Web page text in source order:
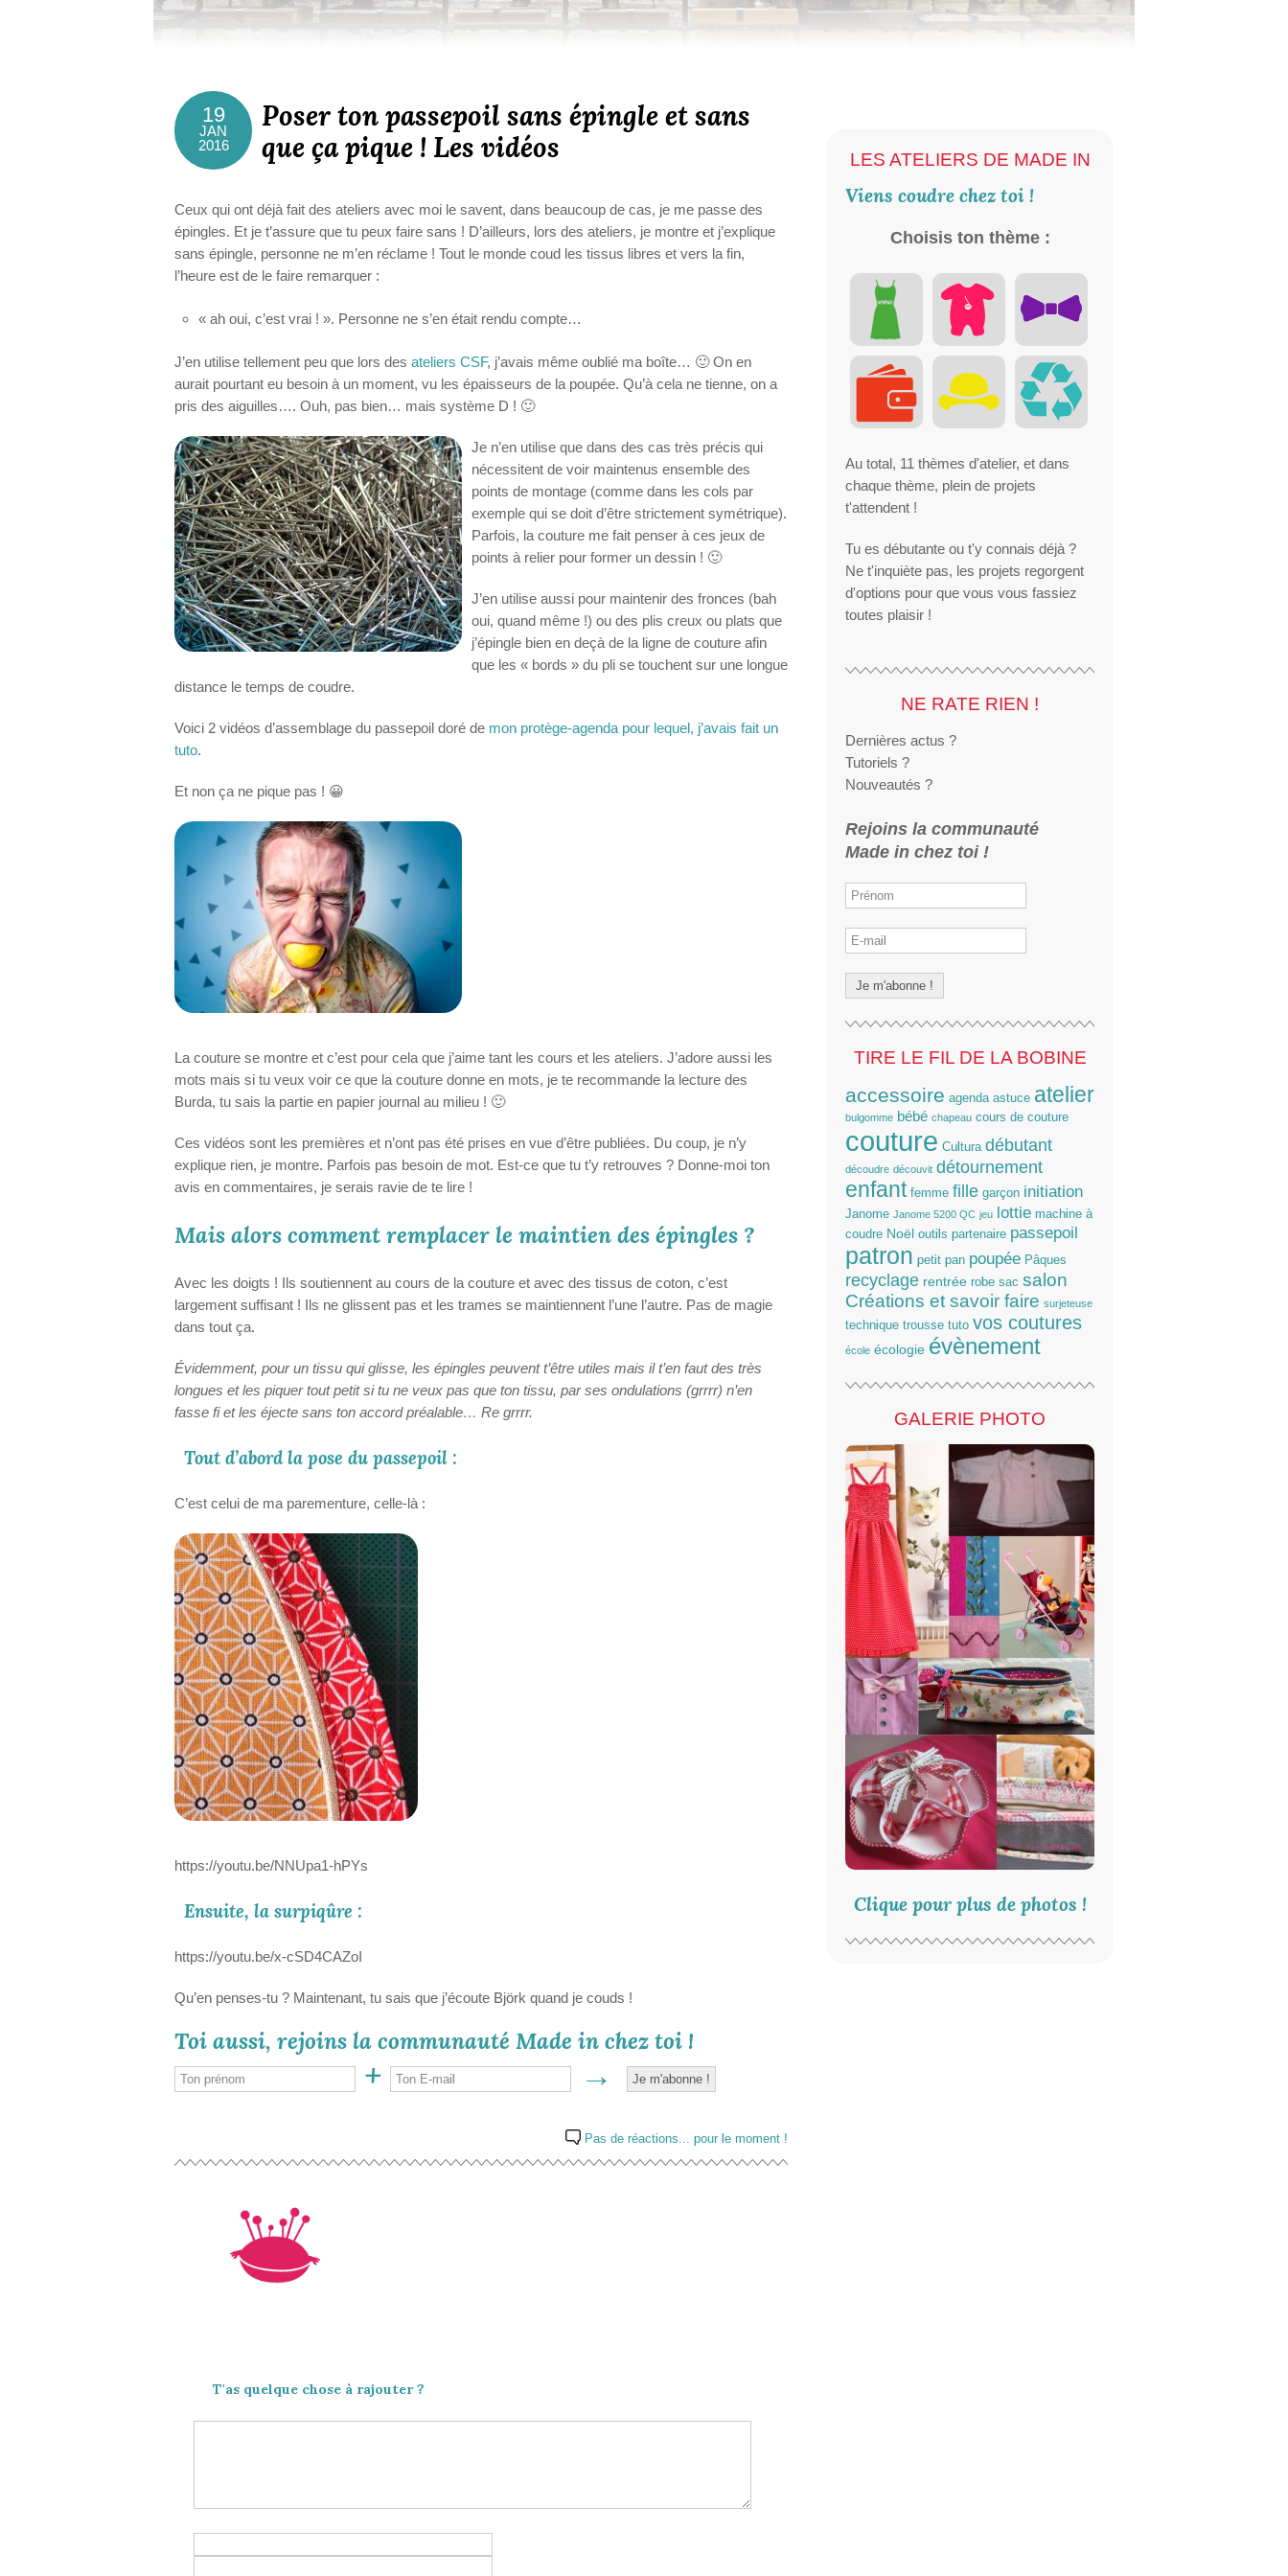
19
JAN
2016
Poser ton passepoil sans épingle et sans
que ça pique ! Les vidéos
Ceux qui ont déjà fait des ateliers avec moi le savent, dans beaucoup de cas, je me passe des
épingles. Et je t’assure que tu peux faire sans ! D’ailleurs, lors des ateliers, je montre et j’explique
sans épingle, personne ne m’en réclame ! Tout le monde coud les tissus libres et vers la fin,
l’heure est de le faire remarquer :
« ah oui, c’est vrai ! ». Personne ne s’en était rendu compte…
J’en utilise tellement peu que lors des ateliers CSF, j’avais même oublié ma boîte… 🙂 On en
aurait pourtant eu besoin à un moment, vu les épaisseurs de la poupée. Qu’à cela ne tienne, on a
pris des aiguilles…. Ouh, pas bien… mais système D ! 🙂
Je n’en utilise que dans des cas très précis qui
nécessitent de voir maintenus ensemble des
points de montage (comme dans les cols par
exemple qui se doit d’être strictement symétrique).
Parfois, la couture me fait penser à ces jeux de
points à relier pour former un dessin ! 🙂
J’en utilise aussi pour maintenir des fronces (bah
oui, quand même !) ou des plis creux ou plats que
j’épingle bien en deçà de la ligne de couture afin
que les « bords » du pli se touchent sur une longue
distance le temps de coudre.
Voici 2 vidéos d’assemblage du passepoil doré de mon protège-agenda pour lequel, j’avais fait un
tuto.
Et non ça ne pique pas ! 😀
La couture se montre et c’est pour cela que j’aime tant les cours et les ateliers. J’adore aussi les
mots mais si tu veux voir ce que la couture donne en mots, je te recommande la lecture des
Burda, tu sais la partie en papier journal au milieu ! 🙂
Ces vidéos sont les premières et n’ont pas été prises en vue d’être publiées. Du coup, je n’y
explique rien, je montre. Parfois pas besoin de mot. Est-ce que tu t’y retrouves ? Donne-moi ton
avis en commentaires, je serais ravie de te lire !
Mais alors comment remplacer le maintien des épingles ?
Avec les doigts ! Ils soutiennent au cours de la couture et avec des tissus de coton, c’est
largement suffisant ! Ils ne glissent pas et les trames se maintiennent l’une l’autre. Pas de magie
dans tout ça.
Évidemment, pour un tissu qui glisse, les épingles peuvent t’être utiles mais il t’en faut des très
longues et les piquer tout petit si tu ne veux pas que ton tissu, par ses ondulations (grrrr) n’en
fasse fi et les éjecte sans ton accord préalable… Re grrrr.
Tout d’abord la pose du passepoil :
C’est celui de ma parementure, celle-là :
https://youtu.be/NNUpa1-hPYs
Ensuite, la surpiqûre :
https://youtu.be/x-cSD4CAZoI
Qu’en penses-tu ? Maintenant, tu sais que j’écoute Björk quand je couds !
Toi aussi, rejoins la communauté Made in chez toi !
Pas de réactions... pour le moment !
T'as quelque chose à rajouter ?
LES ATELIERS DE MADE IN
Viens coudre chez toi !
Choisis ton thème :
Au total, 11 thèmes d'atelier, et dans
chaque thème, plein de projets
t'attendent !
Tu es débutante ou t'y connais déjà ?
Ne t'inquiète pas, les projets regorgent
d'options pour que vous vous fassiez
toutes plaisir !
NE RATE RIEN !
Dernières actus ?
Tutoriels ?
Nouveautés ?
Rejoins la communauté
Made in chez toi !
TIRE LE FIL DE LA BOBINE
accessoire agenda astuce atelier
bulgomme bébé chapeau cours de couture
couture Cultura débutant
découdre découvit détournement
enfant femme fille garçon initiation
Janome Janome 5200 QC jeu lottie machine à
coudre Noël outils partenaire passepoil
patron petit pan poupée Pâques
recyclage rentrée robe sac salon
Créations et savoir faire surjeteuse
technique trousse tuto vos coutures
école écologie évènement
GALERIE PHOTO
Clique pour plus de photos !